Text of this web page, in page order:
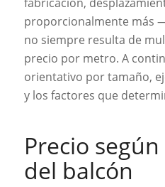
fabricación,
proporcionalmente más
no siempre resulta de
precio por metro. A
orientativo por tamaño,
y los factores que
Precio
del balcón